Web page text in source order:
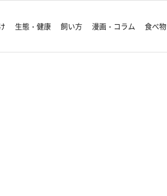
生態・健康 飼い方 漫画・コラム 食べ物